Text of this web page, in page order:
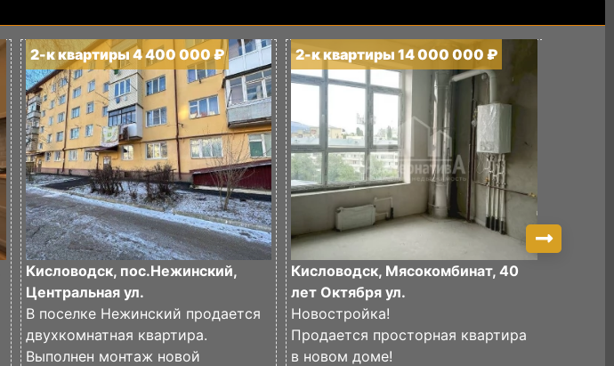
2-к квартиры 4 400 000 ₽
Кисловодск, пос.Нежинский,
Центральная ул.
В поселке Нежинский продается
двухкомнатная квартира.
Выполнен монтаж новой
2-к квартиры 14 000 000 ₽
Кисловодск, Мясокомбинат, 40
лет Октября ул.
Новостройка!
Продается просторная квартира
в новом доме!